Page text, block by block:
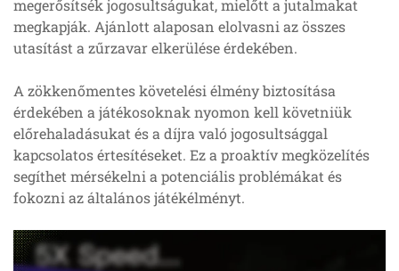
megerősítsék jogosultságukat, mielőtt a jutalmakat
megkapják. Ajánlott alaposan elolvasni az összes
utasítást a zűrzavar elkerülése érdekében.
A zökkenőmentes követelési élmény biztosítása
érdekében a játékosoknak nyomon kell követniük
előrehaladásukat és a díjra való jogosultsággal
kapcsolatos értesítéseket. Ez a proaktív megközelítés
segíthet mérsékelni a potenciális problémákat és
fokozni az általános játékélményt.